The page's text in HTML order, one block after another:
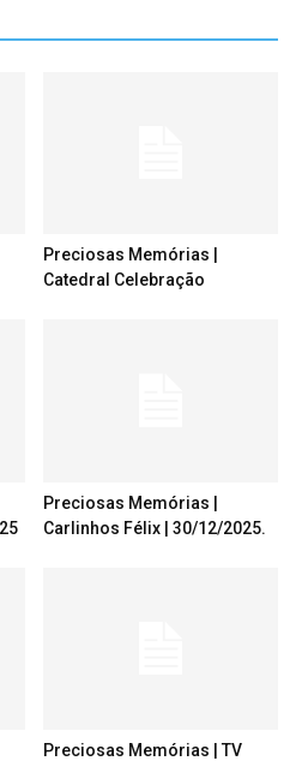
Preciosas Memórias |
Catedral Celebração
Preciosas Memórias |
Carlinhos Félix | 30/12/2025.
Preciosas Memórias | TV